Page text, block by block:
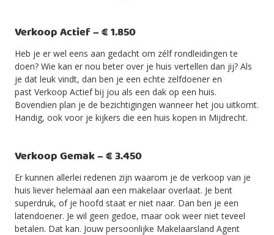
Verkoop Actief – € 1.850
Heb je er wel eens aan gedacht om zélf rondleidingen te
doen? Wie kan er nou beter over je huis vertellen dan jij? Als
je dat leuk vindt, dan ben je een echte zelfdoener en
past Verkoop Actief bij jou als een dak op een huis.
Bovendien plan je de bezichtigingen wanneer het jou uitkomt.
Handig, ook voor je kijkers die een huis kopen in Mijdrecht.
Verkoop Gemak – € 3.450
Er kunnen allerlei redenen zijn waarom je de verkoop van je
huis liever helemaal aan een makelaar overlaat. Je bent
superdruk, of je hoofd staat er niet naar. Dan ben je een
latendoener. Je wil geen gedoe, maar ook weer niet teveel
betalen. Dat kan. Jouw persoonlijke Makelaarsland Agent